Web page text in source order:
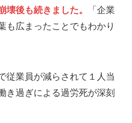
壊後も続きました。
「企業
も広まったことでもわかり
従業員が減らされて１人当
き過ぎによる過労死が深刻